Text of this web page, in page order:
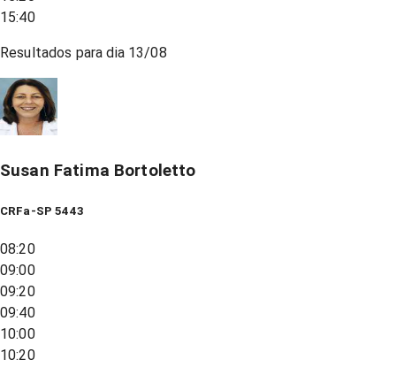
15:40
Resultados para dia 13/08
Susan Fatima Bortoletto
CRFa-SP 5443
08:20
09:00
09:20
09:40
10:00
10:20